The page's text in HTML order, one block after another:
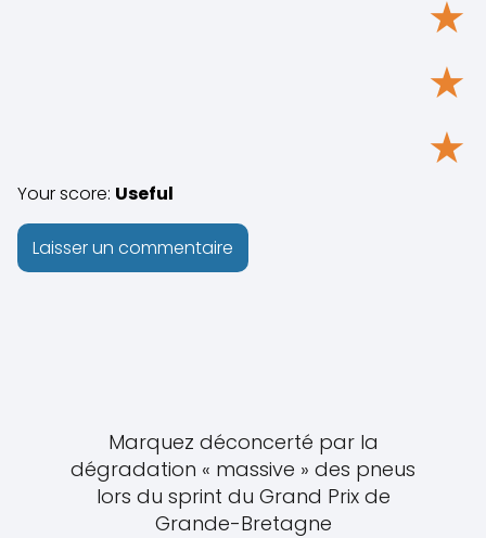
★
★
★
Your score: Useful
Marquez déconcerté par la
dégradation « massive » des pneus
lors du sprint du Grand Prix de
Grande-Bretagne